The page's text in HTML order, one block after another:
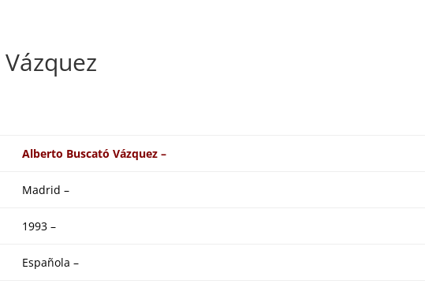
Alberto Buscató Vázquez –
Madrid –
1993 –
Española –